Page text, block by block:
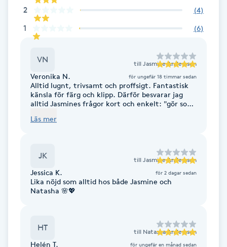
Fransk manikyr
Fransrengöring
Frekvensterapi
Friskvård
Friskvårdsmassage
Funktionsanalys
2 (4)
1 (6)
VN till Jasmine Andersson
Veronika N. för ungefär 18 timmar sedan
Alltid lugnt, trivsamt och proffsigt. Fantastisk
känsla för färg och klipp. Därför besvarar jag
alltid Jasmines frågor kort och enkelt: "gör som
Läs mer
JK till Jasmine Andersson
Jessica K. för 2 dagar sedan
Lika nöjd som alltid hos både Jasmine och
Natasha 🌸💖
HT till Natasha Andersson
Helén T. för ungefär en månad sedan